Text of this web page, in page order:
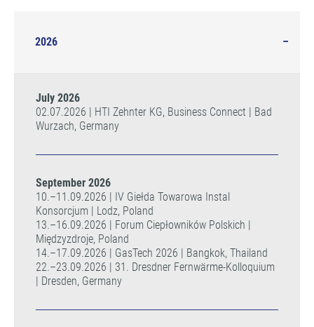
2026
July 2026
02.07.2026 | HTI Zehnter KG, Business Connect | Bad
Wurzach, Germany
September 2026
10.–11.09.2026 | IV Giełda Towarowa Instal
Konsorcjum | Lodz, Poland
13.–16.09.2026 | Forum Ciepłowników Polskich |
Międzyzdroje, Poland
14.–17.09.2026 | GasTech 2026 | Bangkok, Thailand
22.–23.09.2026 | 31. Dresdner Fernwärme-Kolloquium
| Dresden, Germany